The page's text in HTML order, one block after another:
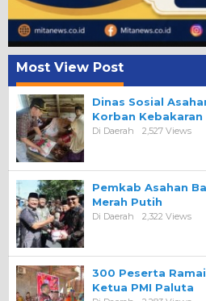
Most View Post
Dinas Sosial
Korban Kebakaran
Di Daerah 2,527 Views
Pemkab Asahan
Merah Putih
Di Daerah 2,322 Views
300 Peserta
Ketua PMI Paluta